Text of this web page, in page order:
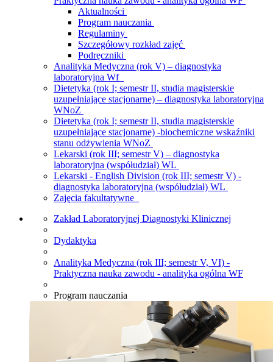
Aktualności
Program nauczania
Regulaminy
Szczegółowy rozkład zajęć
Podręczniki
Analityka Medyczna (rok V) – diagnostyka
laboratoryjna Wf
Dietetyka (rok I; semestr II, studia magisterskie
uzupełniające stacjonarne) – diagnostyka laboratoryjna
WNoZ
Dietetyka (rok I; semestr II, studia magisterskie
uzupełniające stacjonarne) -biochemiczne wskaźniki
stanu odżywienia WNoZ
Lekarski (rok III; semestr V) – diagnostyka
laboratoryjna (współudział) WL
Lekarski - English Division (rok III; semestr V) -
diagnostyka laboratoryjna (współudział) WL
Zajęcia fakultatywne
Zakład Laboratoryjnej Diagnostyki Klinicznej
Dydaktyka
Analityka Medyczna (rok III; semestr V, VI) -
Praktyczna nauka zawodu - analityka ogólna WF
Program nauczania